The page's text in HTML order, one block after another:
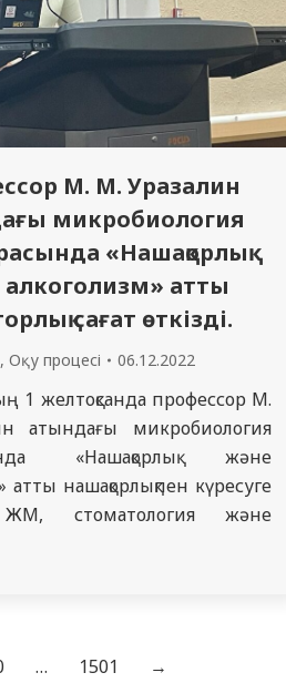
М. М. Уразалин
микробиология
«Нашақорлық
атты
сағат өткізді.
, Оқу процесі 06.12.2022
1 желтоқсанда профессор М.
атындағы микробиология
«Нашақорлық және
атты нашақорлықпен күресуге
ЖМ, стоматология және
қорғау факультетінің
Гаухар Серікқызын
… 1501 →